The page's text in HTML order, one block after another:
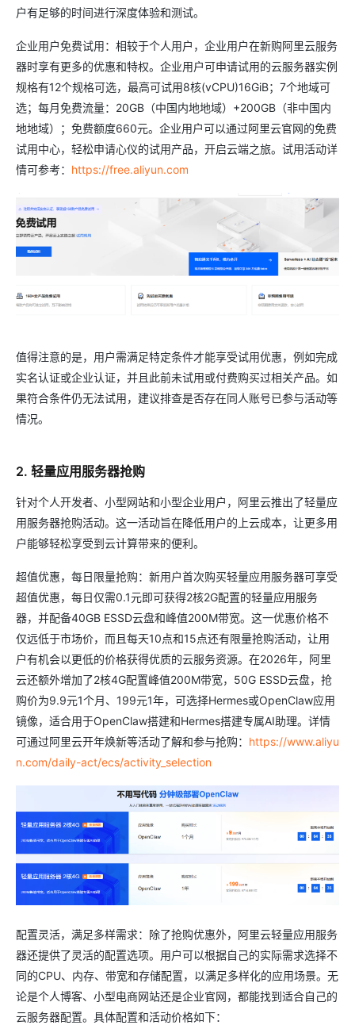
户有足够的时间进行深度体验和测试。
企业用户免费试用：相较于个人用户，企业用户在新购阿里云服务
器时享有更多的优惠和特权。企业用户可申请试用的云服务器实例
规格有12个规格可选，最高可试用8核(vCPU)16GiB；7个地域可
选；每月免费流量：20GB（中国内地地域）+200GB（非中国内
地地域）；免费额度660元。企业用户可以通过阿里云官网的免费
试用中心，轻松申请心仪的试用产品，开启云端之旅。试用活动详
情可参考： https://free.aliyun.com
值得注意的是，用户需满足特定条件才能享受试用优惠，例如完成
实名认证或企业认证，并且此前未试用或付费购买过相关产品。如
果符合条件仍无法试用，建议排查是否存在同人账号已参与活动等
情况。
2. 轻量应用服务器抢购
针对个人开发者、小型网站和小型企业用户，阿里云推出了轻量应
用服务器抢购活动。这一活动旨在降低用户的上云成本，让更多用
户能够轻松享受到云计算带来的便利。
超值优惠，每日限量抢购：新用户首次购买轻量应用服务器可享受
超值优惠，每日仅需0.1元即可获得2核2G配置的轻量应用服务
器，并配备40GB ESSD云盘和峰值200M带宽。这一优惠价格不
仅远低于市场价，而且每天10点和15点还有限量抢购活动，让用
户有机会以更低的价格获得优质的云服务资源。在2026年，阿里
云还额外增加了2核4G配置峰值200M带宽，50G ESSD云盘，抢
购价为9.9元1个月、199元1年，可选择Hermes或OpenClaw应用
镜像，适合用于OpenClaw搭建和Hermes搭建专属AI助理。详情
可通过阿里云开年焕新等活动了解和参与抢购： https://www.aliyu
n.com/daily-act/ecs/activity_selection
配置灵活，满足多样需求：除了抢购优惠外，阿里云轻量应用服务
器还提供了灵活的配置选项。用户可以根据自己的实际需求选择不
同的CPU、内存、带宽和存储配置，以满足多样化的应用场景。无
论是个人博客、小型电商网站还是企业官网，都能找到适合自己的
云服务器配置。具体配置和活动价格如下：